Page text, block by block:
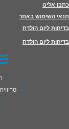
כתבו אלינו
תנאי השימוש באתר
בדיחות ליום הולדת
בדיחות ליום הולדת